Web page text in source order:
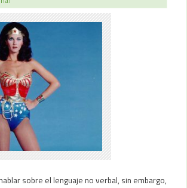
sobre el lenguaje no verbal, sin embargo,